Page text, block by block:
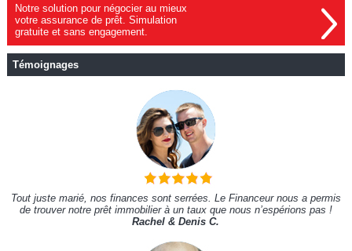
Notre solution pour négocier au mieux
votre assurance de prêt. Simulation
gratuite et sans engagement.
Témoignages
Tout juste marié, nos finances sont serrées. Le Financeur nous a permis
de trouver notre prêt immobilier à un taux que nous n’espérions pas !
Rachel & Denis C.